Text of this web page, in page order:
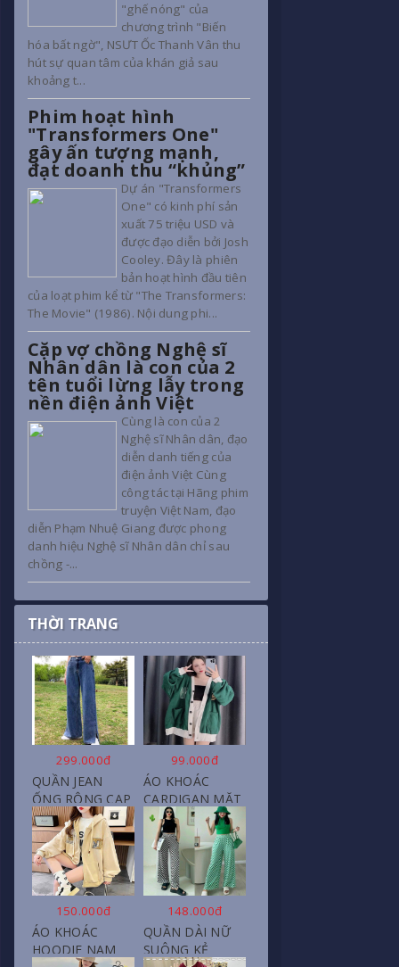
"ghế nóng" của
chương trình "Biến
hóa bất ngờ", NSƯT Ốc Thanh Vân thu
hút sự quan tâm của khán giả sau
khoảng t...
Phim hoạt hình
"Transformers One"
gây ấn tượng mạnh,
đạt doanh thu “khủng”
Dự án "Transformers
One" có kinh phí sản
xuất 75 triệu USD và
được đạo diễn bởi Josh
Cooley. Đây là phiên
bản hoạt hình đầu tiên
của loạt phim kể từ "The Transformers:
The Movie" (1986). Nội dung phi...
Cặp vợ chồng Nghệ sĩ
Nhân dân là con của 2
tên tuổi lừng lẫy trong
nền điện ảnh Việt
Cùng là con của 2
Nghệ sĩ Nhân dân, đạo
diễn danh tiếng của
điện ảnh Việt Cùng
công tác tại Hãng phim
truyện Việt Nam, đạo
diễn Phạm Nhuệ Giang được phong
danh hiệu Nghệ sĩ Nhân dân chỉ sau
chồng -...
THỜI TRANG
299.000đ
QUẦN JEAN
ỐNG RỘNG CẠP
CAO, DÀI XẺ
GẤU PHONG
CÁCH J6
99.000đ
ÁO KHOÁC
CARDIGAN MẶT
CƯỜI NỮ CHẤT
NỈ COTTON
150.000đ
ÁO KHOÁC
HOODIE NAM
148.000đ
QUẦN DÀI NỮ
SUÔNG KẺ